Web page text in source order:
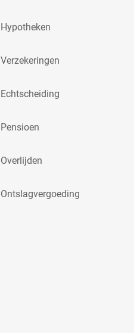
Hypotheken
Verzekeringen
Echtscheiding
Pensioen
Overlijden
Ontslagvergoeding